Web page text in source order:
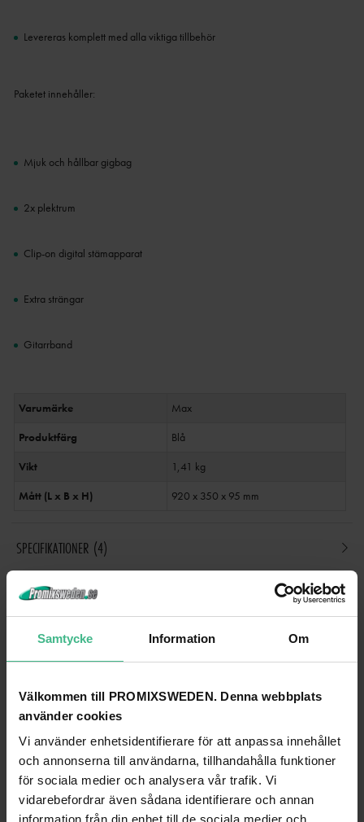
Samtycke Information Om
Välkommen till PROMIXSWEDEN. Denna webbplats
använder cookies
Vi använder enhetsidentifierare för att anpassa innehållet
och annonserna till användarna, tillhandahålla funktioner
för sociala medier och analysera vår trafik. Vi
vidarebefordrar även sådana identifierare och annan
information från din enhet till de sociala medier och
Levereras komplett med alla viktiga tillbehör
Paketet innehåller:
Mjuk och hållbar gigbag
2x plektrum
Clip-on digital stämapparat
Extra strängar
Gitarrband
Varumärke
Max
Produktfärg
Blå
Vikt
1,41 kg
Mått (L x B x H)
920 x 350 x 95 mm
SPECIFIKATIONER 4
ANDRA TITTADE PÅ